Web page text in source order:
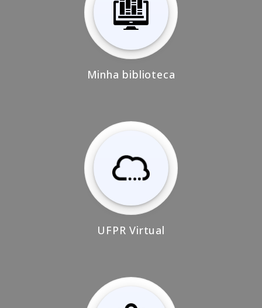
Minha biblioteca
UFPR Virtual